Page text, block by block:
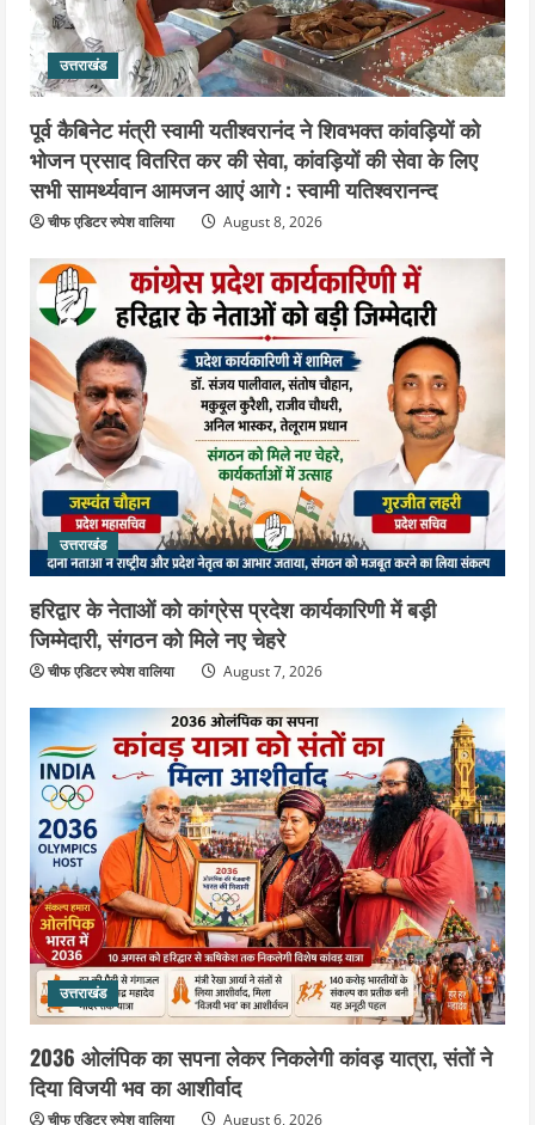
5
महंत यति रामस्वरूप आनंद गिरि को लेकर पूरे
दिन चला हाई वोल्टेज ड्रामा, चौकी से अपने
साथ ले गए यति नरसिंहानंद गिरी
August 5, 2026
उत्तराखंड
पूर्व कैबिनेट मंत्री स्वामी यतीश्वरानंद ने शिवभक्त कांवड़ियों को
भोजन प्रसाद वितरित कर की सेवा, कांवड़ियों की सेवा के लिए
सभी सामर्थ्यवान आमजन आएं आगे : स्वामी यतिश्वरानन्द
चीफ एडिटर रुपेश वालिया August 8, 2026
उत्तराखंड
हरिद्वार के नेताओं को कांग्रेस प्रदेश कार्यकारिणी में बड़ी
जिम्मेदारी, संगठन को मिले नए चेहरे
चीफ एडिटर रुपेश वालिया August 7, 2026
उत्तराखंड
2036 ओलंपिक का सपना लेकर निकलेगी कांवड़ यात्रा, संतों ने
दिया विजयी भव का आशीर्वाद
चीफ एडिटर रुपेश वालिया August 6, 2026